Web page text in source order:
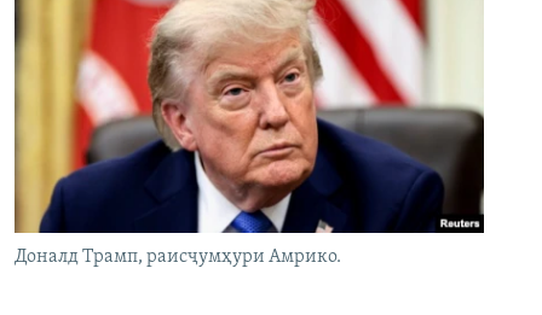
Доналд Трамп, раисҷумҳури Амрико.